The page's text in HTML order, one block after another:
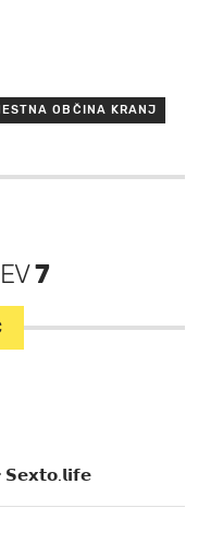
OBČINA KRANJ
7
𝗦𝗲𝘅𝘁𝗼.𝗹𝗶𝗳𝗲